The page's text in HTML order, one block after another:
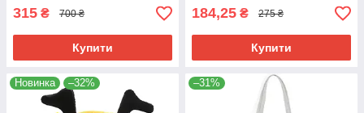
315 ₴ 700 ₴
Купити
184,25 ₴ 275 ₴
Купити
Новинка –32% –31%